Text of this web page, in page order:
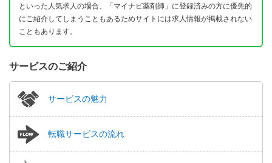
といった人気求人の場合、「マイナビ薬剤師」に登録済みの方に優先的
にご紹介してしまうこともあるためサイトには求人情報が掲載されない
こともあります。
サービスのご紹介
サービスの魅力
転職サービスの流れ